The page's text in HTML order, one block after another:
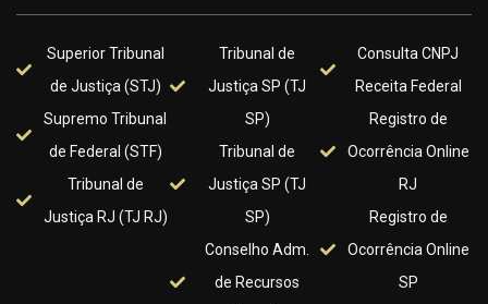
Superior Tribunal
de Justiça (STJ)
Supremo Tribunal
de Federal (STF)
Tribunal de
Justiça RJ (TJ RJ)
Tribunal de
Justiça SP (TJ
SP)
Tribunal de
Justiça SP (TJ
SP)
Conselho Adm.
de Recursos
Consulta CNPJ
Receita Federal
Registro de
Ocorrência Online
RJ
Registro de
Ocorrência Online
SP